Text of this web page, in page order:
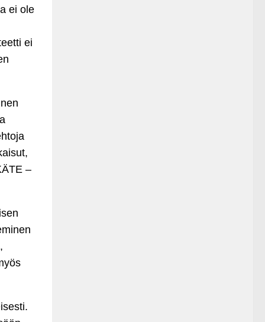
ei ole
ei
–